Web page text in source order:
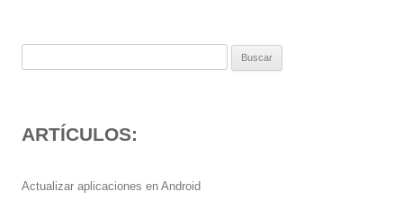
ARTÍCULOS:
Actualizar aplicaciones en Android